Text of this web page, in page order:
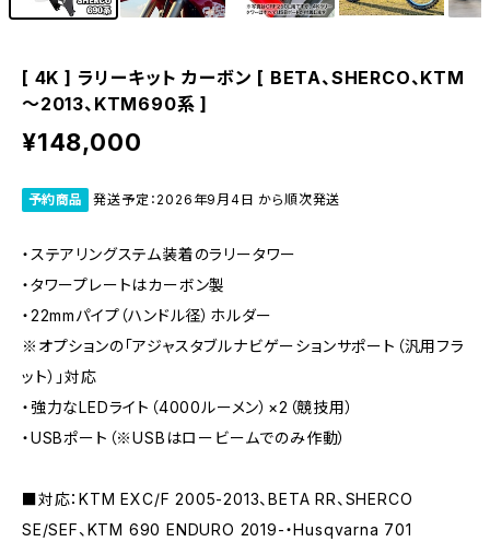
[ 4K ] ラリーキット カーボン [ BETA、SHERCO、KTM
～2013、KTM690系 ]
¥148,000
予約商品 発送予定：2026年9月4日 から順次発送
・ステアリングステム装着のラリータワー
・タワープレートはカーボン製
・22mmパイプ（ハンドル径）ホルダー
※オプションの「アジャスタブルナビゲーションサポート（汎用フラ
ット）」対応
・強力なLEDライト（4000ルーメン）×2（競技用）
・USBポート（※USBはロービームでのみ作動）
■対応：KTM EXC/F 2005-2013、BETA RR、SHERCO
SE/SEF、KTM 690 ENDURO 2019-・Husqvarna 701